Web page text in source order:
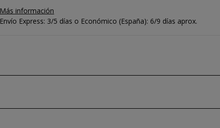
Más información
Envío Express: 3/5 días o Económico (España): 6/9 días aprox.